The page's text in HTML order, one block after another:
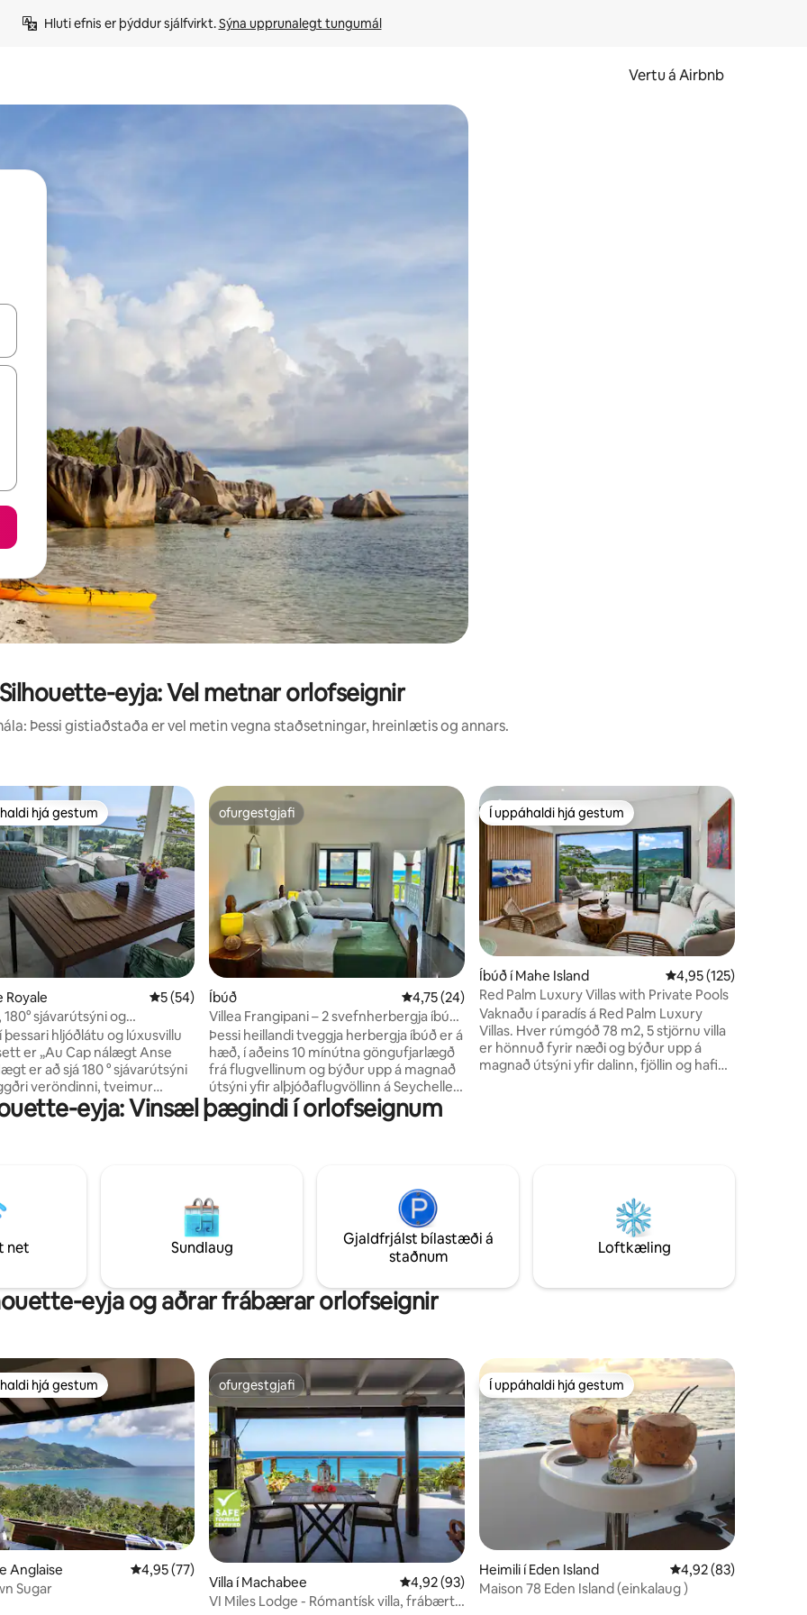
Hluti efnis er þýddur sjálfvirkt. Sýna upprunalegt tungumál
Vertu á Airbnb
örvalyklana eða skoða með því að snerta eða strjúka.
Silhouette-eyja: Vel metnar orlofseignir
Þessi gistiaðstaða er vel metin vegna staðsetningar, hreinlætis og annars.
298 umsagnir
hjá gestum
hjá gestum
Royale 5 af 5 í meðaleinkunn, 54 umsagnir
5 (54)
180° sjávarútsýni og
þessari hljóðlátu og lúxusvillu
er „Au Cap nálægt Anse
er að sjá 180 ° sjávarútsýni
veröndinni, tveimur
með baðherbergi og
garðinum, heilsulindinni,
og auknu öryggi með
eftirlitsmyndavélum.
ofurgestgjafi
ofurgestgjafi
Íbúð 4,75 af 5 í meðaleinkunn, 24 umsagnir
4,75 (24)
Villea Frangipani – 2 svefnherbergja íbúð
á efstu hæð nálægt flugvelli
Þessi heillandi tveggja herbergja íbúð er á
hæð, í aðeins 10 mínútna göngufjarlægð
frá flugvellinum og býður upp á magnað
útsýni yfir alþjóðaflugvöllinn á Seychelles.
Frá svölunum er einnig fallegt útsýni yfir
Praslin og La Digue-eyjar. Íbúðin er tilvalin
akstursfjarlægð frá ströndinni og nálægt
fallega Victoria-markaðnum þar sem þú
getur skoðað ferskan fisk, krydd og
menningu á staðnum.
Í uppáhaldi hjá gestum
Í uppáhaldi hjá gestum
Íbúð í Mahe Island 4,95 af 5 í
4,95 (125)
Red Palm Luxury Villas with Private Pools
Vaknaðu í paradís á Red Palm Luxury
Villas. Hver rúmgóð 78 m2, 5 stjörnu villa
er hönnuð fyrir næði og býður upp á
magnað útsýni yfir dalinn, fjöllin og hafið.
innblæstri frá eyjum gera hverja dvöl
afslappaða, stílhreina og ógleymanlega.
eyja: Vinsæl þægindi í orlofseignum
net Sundlaug
Gjaldfrjálst bílastæði á
staðnum
Loftkæling
eyja og aðrar frábærar orlofseignir
47 umsagnir
hjá gestum
hjá gestum
Anglaise 4,95 af 5 í meðaleinkunn, 77 umsagnir
4,95 (77)
Sugar
ofurgestgjafi
ofurgestgjafi
Villa í Machabee 4,92 af 5 í meðaleinkunn, 93 umsagnir
4,92 (93)
VI Miles Lodge - Rómantísk villa, frábært
Í uppáhaldi hjá gestum
Í uppáhaldi hjá gestum
Heimili í Eden Island 4,92 af 5 í
4,92 (83)
Maison 78 Eden Island (einkalaug )